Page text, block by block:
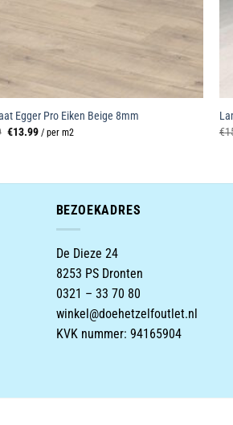
Egger Pro Eiken Beige 8mm
Oorspronkelijke
€13.99Huidige
/ per m2
€
BEZOEKADRES
De Dieze 24
8253 PS Dronten
0321 – 33 70 80
winkel@doehetzelfoutlet.nl
KVK nummer: 94165904